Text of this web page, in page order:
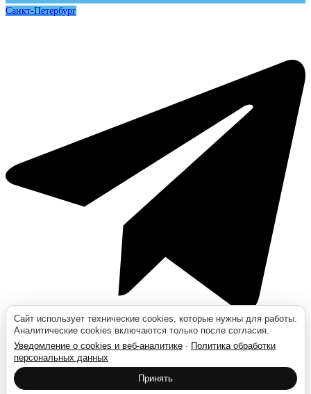
Санкт-Петербург
Москва
Сайт использует технические cookies, которые нужны для работы.
Аналитические cookies включаются только после согласия.
Уведомление о cookies и веб-аналитике · Политика обработки
персональных данных
Принять